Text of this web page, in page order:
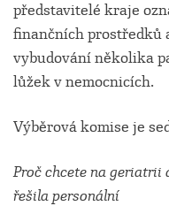
představitelé kraje
finančních prostředků
vybudování několika
lůžek v nemocnicích.
Výběrová komise je
Proč chcete na geriatrii
řešila personální